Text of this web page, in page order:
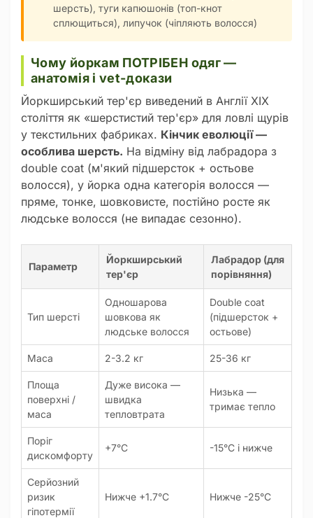
шерсть), туги капюшонів (топ-кнот
сплющиться), липучок (чіпляють волосся)
Чому йоркам ПОТРІБЕН одяг —
анатомія і vet-докази
Йоркширський тер'єр виведений в Англії XIX
століття як «шерстистий тер'єр» для ловлі щурів
у текстильних фабриках. Кінчик еволюції —
особлива шерсть. На відміну від лабрадора з
double coat (м'який підшерсток + остьове
волосся), у йорка одна категорія волосся —
пряме, тонке, шовковисте, постійно росте як
людське волосся (не випадає сезонно).
Параметр
Йоркширський
тер'єр
Лабрадор (для
порівняння)
Тип шерсті
Одношарова
шовкова як
людське волосся
Double coat
(підшерсток +
остьове)
Маса 2-3.2 кг 25-36 кг
Площа
поверхні /
маса
Дуже висока —
швидка
тепловтрата
Низька —
тримає тепло
Поріг
дискомфорту
+7°C -15°C і нижче
Серйозний
ризик
гіпотермії
Нижче +1.7°C Нижче -25°C